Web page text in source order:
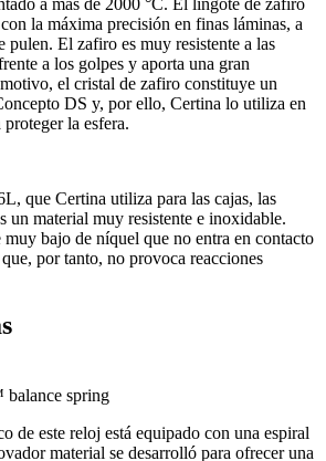
a más de 2000 °C. El lingote de zafiro
la máxima precisión en finas láminas, a
pulen. El zafiro es muy resistente a las
a los golpes y aporta una gran
el cristal de zafiro constituye un
DS y, por ello, Certina lo utiliza en
la esfera.
que Certina utiliza para las cajas, las
un material muy resistente e inoxidable.
bajo de níquel que no entra en contacto
por tanto, no provoca reacciones
de este reloj está equipado con una espiral
material se desarrolló para ofrecer una